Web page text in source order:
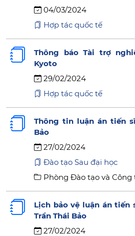
04/03/2024
Hợp tác quốc tế
Thông báo Tài trợ
Kyoto
29/02/2024
Hợp tác quốc tế
Thông tin luận án tiến
Bảo
27/02/2024
Đào tạo Sau đại học
Phòng Đào tạo và Công
Lịch bảo vệ luận án tiến
Trần Thái Bảo
27/02/2024